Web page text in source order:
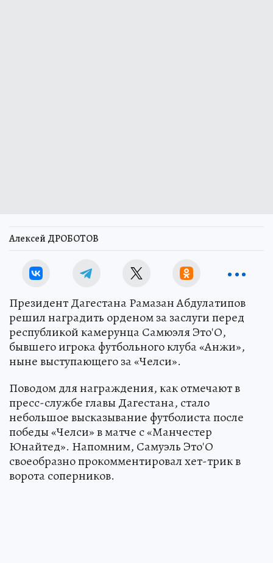
Алексей ДРОБОТОВ
Президент Дагестана Рамазан Абдулатипов
решил наградить орденом за заслуги перед
республикой камерунца Самюэля Это'О,
бывшего игрока футбольного клуба «Анжи»,
ныне выступающего за «Челси».
Поводом для награждения, как отмечают в
пресс-службе главы Дагестана, стало
небольшое высказывание футболиста после
победы «Челси» в матче с «Манчестер
Юнайтед». Напомним, Самуэль Это'О
своеобразно прокомментировал хет-трик в
ворота соперников.